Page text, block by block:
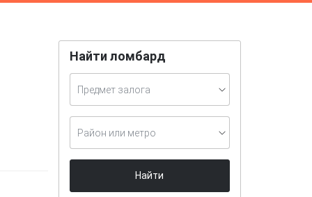
Найти ломбард
Предмет залога
Район или метро
Найти